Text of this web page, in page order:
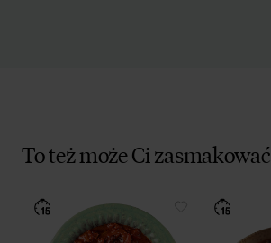
To też może Ci zasmakować